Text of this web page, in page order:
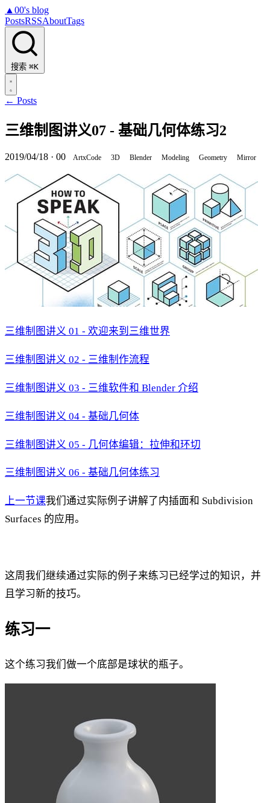
▲ 00's blog
PostsRSSAboutTags
搜索 ⌘K
← Posts
三维制图讲义07 - 基础几何体练习2
2019/04/18 · 00 ArtxCode 3D Blender Modeling Geometry Mirror
三维制图讲义 01 - 欢迎来到三维世界
三维制图讲义 02 - 三维制作流程
三维制图讲义 03 - 三维软件和 Blender 介绍
三维制图讲义 04 - 基础几何体
三维制图讲义 05 - 几何体编辑：拉伸和环切
三维制图讲义 06 - 基础几何体练习
上一节课我们通过实际例子讲解了内插面和 Subdivision
Surfaces 的应用。
这周我们继续通过实际的例子来练习已经学过的知识，并
且学习新的技巧。
练习一
这个练习我们做一个底部是球状的瓶子。